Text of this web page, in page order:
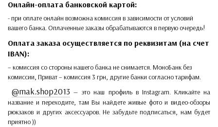
Онлайн-оплата банковской картой:
- при оплате онлайн возможна комиссия в зависимости от условий
вашего банка. Оплаченные заказы обрабатываются в первую очередь!
Оплата заказа осуществляется по реквизитам (на счет
IBAN):
– комиссия со стороны нашего банка не снимается. МоноБанк без
комиссии, Приват – комиссия 3 грн, другие банки согласно тарифам.
@mak.shop2013 — это наш профиль в Instagram. Кликайте на
название и переходите, там Вы найдете живые фото и видео-обзоры
рюкзаков и других аксессуаров. Не забудьте подписаться, нам будет
приятно ))